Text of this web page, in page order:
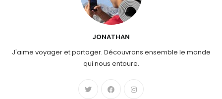
JONATHAN
J'aime voyager et partager. Découvrons ensemble le monde
qui nous entoure.